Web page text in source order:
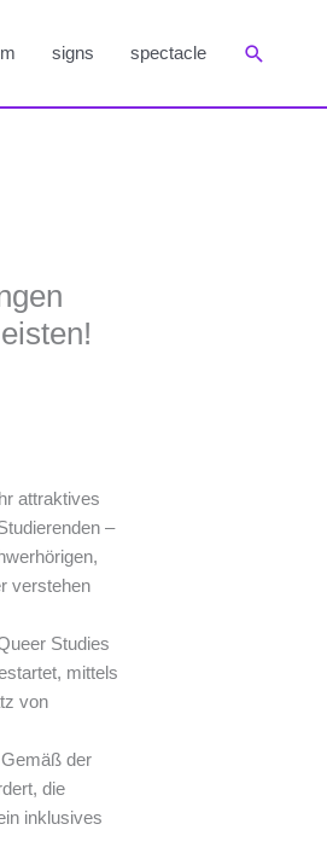
signs spectacle Suchen
attraktives
–
verstehen
Studies
mittels
von
der
die
inklusives